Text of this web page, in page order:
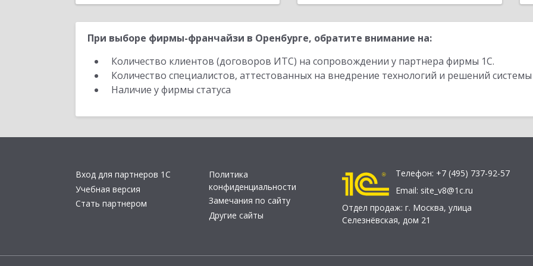
При выборе фирмы-франчайзи в Оренбурге, обратите внимание на:
Количество клиентов (договоров ИТС) на сопровождении у партнера фирмы 1С.
Количество специалистов, аттестованных на внедрение технологий и решений
Наличие у фирмы статуса
Вход для партнеров 1С
Учебная версия
Стать партнером
Политика
конфиденциальности
Замечания по сайту
Другие сайты
Телефон: +7 (495) 737-92-57
Email: site_v8@1c.ru
Отдел продаж: г. Москва, улица
Селезнёвская, дом 21